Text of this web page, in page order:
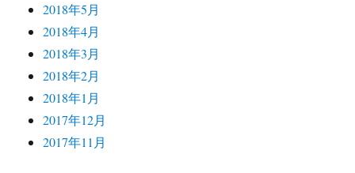
2018年5月
2018年4月
2018年3月
2018年2月
2018年1月
2017年12月
2017年11月